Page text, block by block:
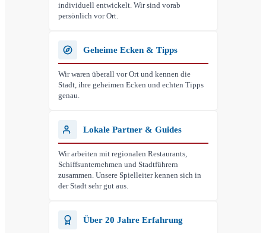
individuell entwickelt. Wir sind vorab
persönlich vor Ort.
Geheime Ecken & Tipps
Wir waren überall vor Ort und kennen die
Stadt, ihre geheimen Ecken und echten Tipps
genau.
Lokale Partner & Guides
Wir arbeiten mit regionalen Restaurants,
Schiffsunternehmen und Stadtführern
zusammen. Unsere Spielleiter kennen sich in
der Stadt sehr gut aus.
Über 20 Jahre Erfahrung